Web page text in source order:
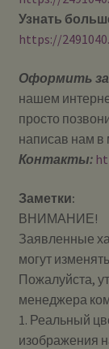
Узнать
https://
Оформить
нашем
просто
написав нам в
Контакты:
Заметки:
ВНИМАНИЕ!
Заявленные
могут
Пожалуйста,
менеджера
1. Реальный
изображения